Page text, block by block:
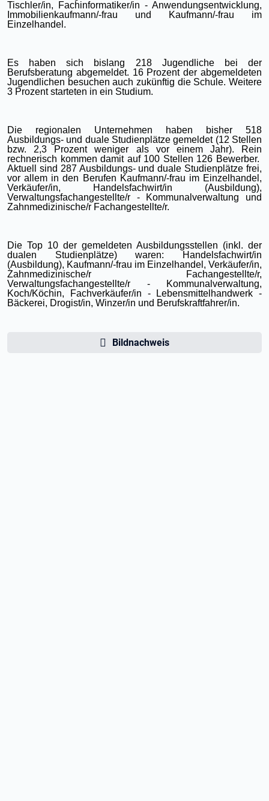
Tischler/in, Fachinformatiker/in - Anwendungsentwicklung,
Immobilienkaufmann/-frau und Kaufmann/-frau im
Einzelhandel.
Es haben sich bislang 218 Jugendliche bei der
Berufsberatung abgemeldet. 16 Prozent der abgemeldeten
Jugendlichen besuchen auch zukünftig die Schule. Weitere
3 Prozent starteten in ein Studium.
Die regionalen Unternehmen haben bisher 518
Ausbildungs- und duale Studienplätze gemeldet (12 Stellen
bzw. 2,3 Prozent weniger als vor einem Jahr). Rein
rechnerisch kommen damit auf 100 Stellen 126 Bewerber.
Aktuell sind 287 Ausbildungs- und duale Studienplätze frei,
vor allem in den Berufen Kaufmann/-frau im Einzelhandel,
Verkäufer/in, Handelsfachwirt/in (Ausbildung),
Verwaltungsfachangestellte/r - Kommunalverwaltung und
Zahnmedizinische/r Fachangestellte/r.
Die Top 10 der gemeldeten Ausbildungsstellen (inkl. der
dualen Studienplätze) waren: Handelsfachwirt/in
(Ausbildung), Kaufmann/-frau im Einzelhandel, Verkäufer/in,
Zahnmedizinische/r Fachangestellte/r,
Verwaltungsfachangestellte/r - Kommunalverwaltung,
Koch/Köchin, Fachverkäufer/in - Lebensmittelhandwerk -
Bäckerei, Drogist/in, Winzer/in und Berufskraftfahrer/in.
Bildnachweis